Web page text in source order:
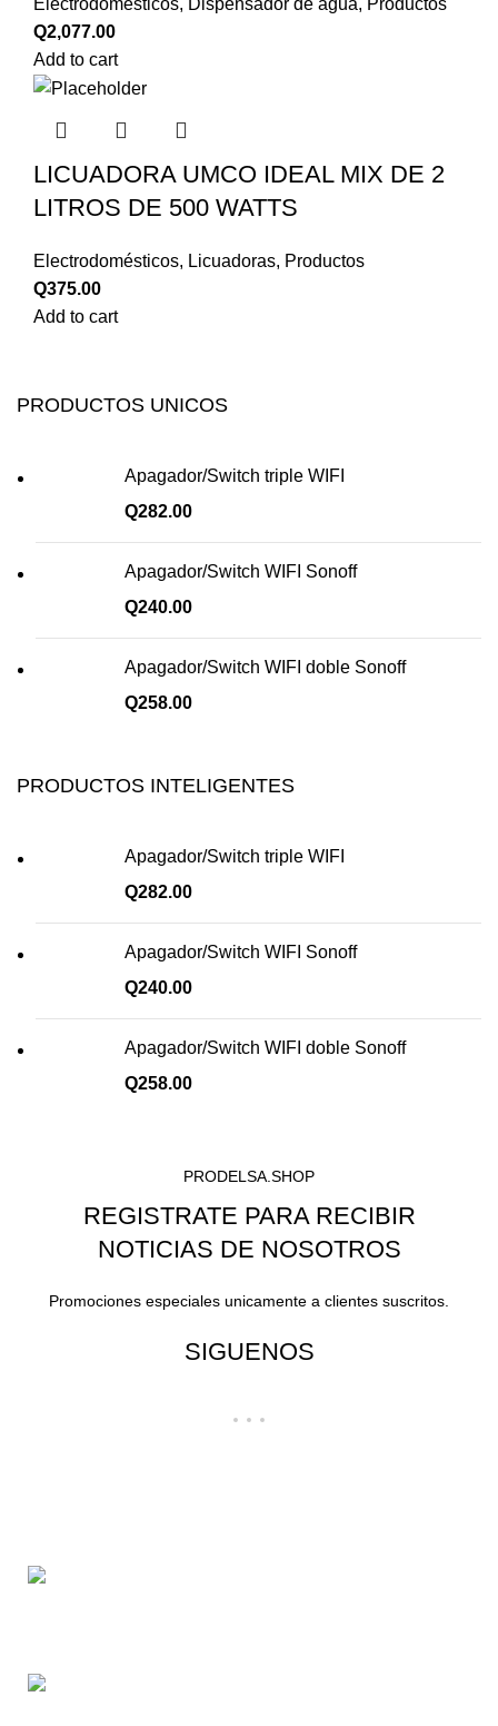
Electrodomésticos, Dispensador de agua, Productos
Q2,077.00
Add to cart
LICUADORA UMCO IDEAL MIX DE 2
LITROS DE 500 WATTS
Electrodomésticos, Licuadoras, Productos
Q375.00
Add to cart
PRODUCTOS UNICOS
Apagador/Switch triple WIFI
Q282.00
Apagador/Switch WIFI Sonoff
Q240.00
Apagador/Switch WIFI doble Sonoff
Q258.00
PRODUCTOS INTELIGENTES
Apagador/Switch triple WIFI
Q282.00
Apagador/Switch WIFI Sonoff
Q240.00
Apagador/Switch WIFI doble Sonoff
Q258.00
PRODELSA.SHOP
REGISTRATE PARA RECIBIR
NOTICIAS DE NOSOTROS
Promociones especiales unicamente a clientes suscritos.
SIGUENOS